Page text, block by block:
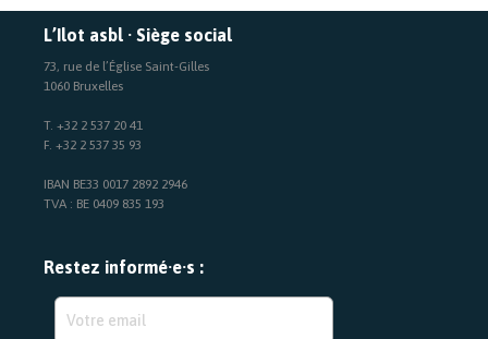
L’Ilot asbl · Siège social
73, rue de l’Église Saint-Gilles
1060 Bruxelles
T. +32 2 537 20 41
F. +32 2 537 35 93
IBAN BE33 0017 2892 2946
TVA : BE 0409 835 193
Restez informé·e·s :